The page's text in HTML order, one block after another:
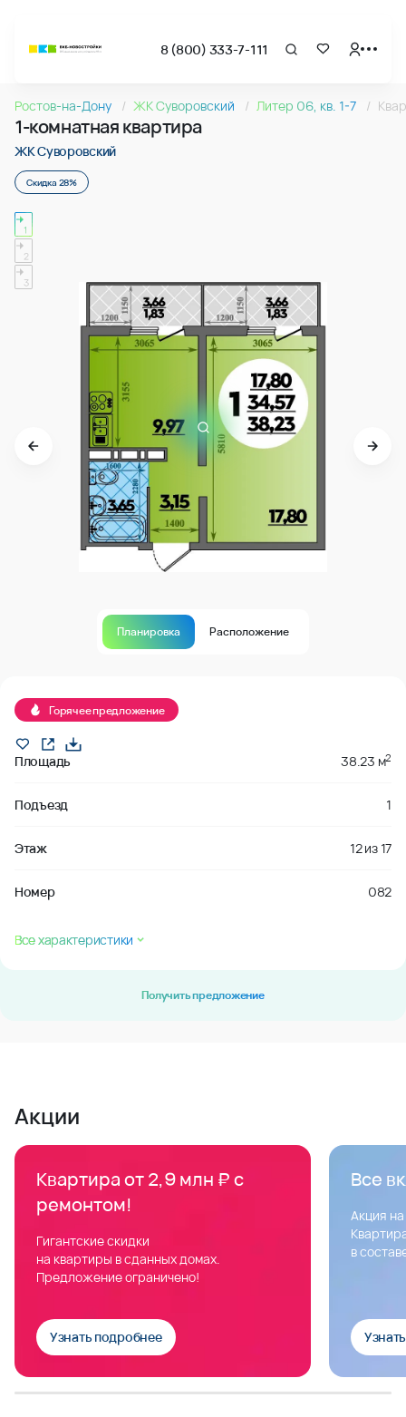
8 (800) 333-7-111
Квартира № 082 в ЖК Суворовский : подъезд 1, этаж 12,
1-комнатная квартира 38.23м2 в ЖК Суворовский, №082
1-комнатная квартира 38.23м2 в ЖК Суворовский, №082
Ростов-на-Дону ЖК Суворовский Литер 06, кв. 1-7
1-комнатная квартира
ЖК Суворовский
Скидка 28%
Планировка Расположение
Горячее предложение
Площадь 38.23 м2
Подъезд 1
Этаж 12из17
Номер 082
Все характеристики
Получить предложение
Акции
Квартира от 2,9 млн ₽ с
ремонтом!
Гигантские скидки
на квартиры в сданных домах.
Предложение ограничено!
Узнать подробнее
Все
Акция
в